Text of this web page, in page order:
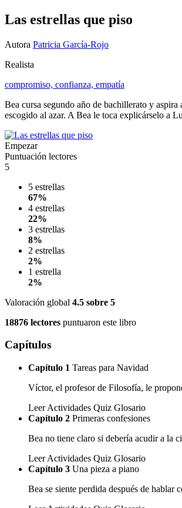
Las estrellas que piso
Autora Patricia García-Rojo
Realista
compromiso, confianza, empatía
Bea cursa segundo año de bachillerato y
escogido al azar. A Bea le toca explicárselo a
Empezar
Puntuación lectores
5
5 estrellas
67%
4 estrellas
22%
3 estrellas
8%
2 estrellas
2%
1 estrella
2%
Valoración global 4.5 sobre 5
18876 lectores puntuaron este libro
Capítulos
Capítulo 1 Tareas para Navidad
Víctor, el profesor de Filosofía, le
Leer Actividades Quiz Glosario
Capítulo 2 Primeras confesiones
Bea no tiene claro si debería acudir a la
Leer Actividades Quiz Glosario
Capítulo 3 Una pieza a piano
Bea se siente perdida después de